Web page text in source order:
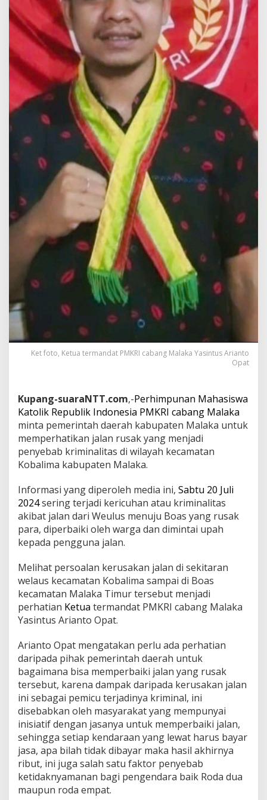
Ket foto, Ketua termandat PMKRI cabang Malaka Yasintus Arianto
Opat
Kupang-suaraNTT.com,-Perhimpunan Mahasiswa
Katolik Republik Indonesia PMKRI cabang Malaka
minta pemerintah daerah kabupaten Malaka untuk
memperhatikan jalan rusak yang menjadi
penyebab kriminalitas di wilayah kecamatan
Kobalima kabupaten Malaka.
Informasi yang diperoleh media ini, Sabtu 20 Juli
2024sering terjadi kericuhan atau kriminalitas
akibat jalan dari Weulus menuju Boas yang rusak
para, diperbaiki oleh warga dan dimintai upah
kepada pengguna jalan.
Melihat persoalan kerusakan jalan di sekitaran
welaus kecamatan Kobalima sampai di Boas
kecamatan Malaka Timur tersebut menjadi
perhatian Ketua termandat PMKRI cabang Malaka
Yasintus Arianto Opat.
Arianto Opat mengatakan perlu ada perhatian
daripada pihak pemerintah daerah untuk
bagaimana bisa memperbaiki jalan yang rusak
tersebut, karena dampak daripada kerusakan jalan
ini sebagai pemicu terjadinya kriminal, ini
disebabkan oleh masyarakat yang mempunyai
inisiatif dengan jasanya untuk memperbaiki jalan,
sehingga setiap kendaraan yang lewat harus bayar
jasa, apa bilah tidak dibayar maka hasil akhirnya
ribut, ini juga salah satu faktor penyebab
ketidaknyamanan bagi pengendara baik Roda dua
maupun roda empat.